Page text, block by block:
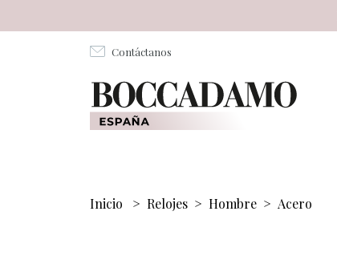
Contáctanos
Inicio > Relojes > Hombre > Acero